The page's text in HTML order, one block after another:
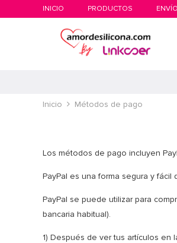
INICIO PRODUCTOS ENVÍO
Inicio Métodos de pago
Los métodos de pago incluyen
PayPal es una forma segura y
PayPal se puede utilizar para
bancaria habitual).
1) Después de ver tus artículos en